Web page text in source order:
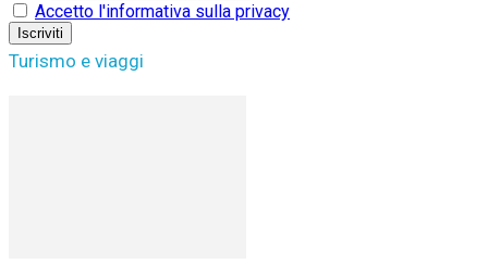
Accetto l'informativa sulla privacy
Turismo e viaggi